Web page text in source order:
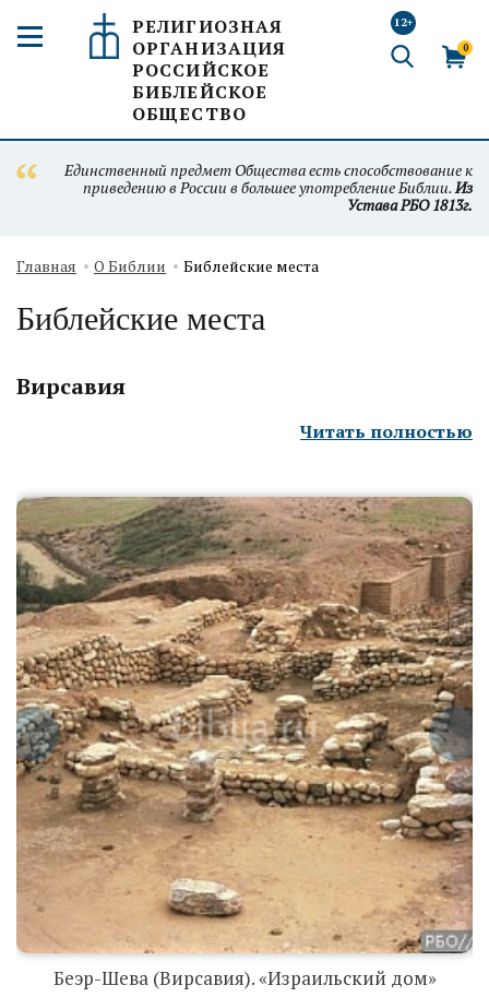
РЕЛИГИОЗНАЯ
ОРГАНИЗАЦИЯ
РОССИЙСКОЕ
БИБЛЕЙСКОЕ
ОБЩЕСТВО
12+
0
Единственный предмет Общества есть способствование к
приведению в России в большее употребление Библии.Из
Устава РБО 1813г.
Главная О Библии Библейские места
Библейские места
Вирсавия
Читать полностью
Беэр-Шева
(Вирсавия).
«Израильский
дом»
Беэр-Шева
(Вирсавия).
Вид раскопок
Беэр-Шева (Вирсавия). «Израильский дом»